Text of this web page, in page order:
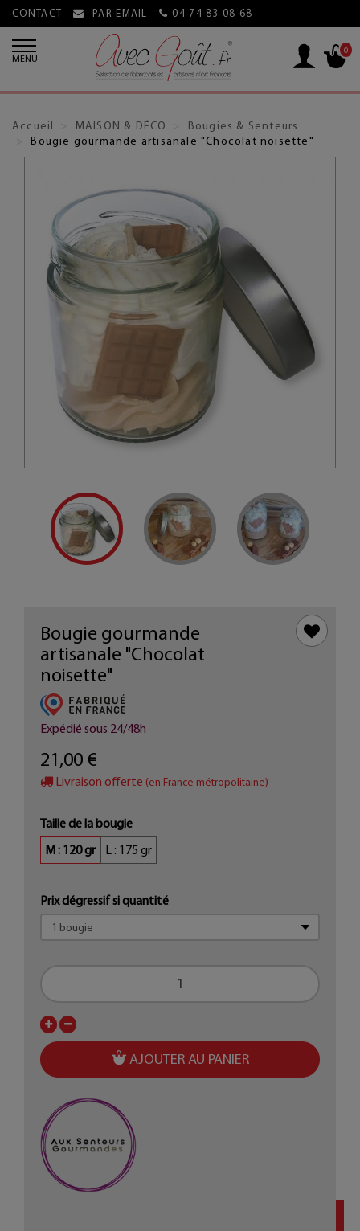
CONTACT PAR EMAIL 04 74 83 08 68
MENU
0
Accueil MAISON & DÉCO
Bougies & Senteurs
Bougie gourmande artisanale "Chocolat noisette"
Bougie gourmande
artisanale "Chocolat
noisette"
Expédié sous 24/48h
21,00 €
Livraison offerte (en France métropolitaine)
Taille de la bougie
M : 120 gr
L : 175 gr
Prix dégressif si quantité
AJOUTER AU PANIER